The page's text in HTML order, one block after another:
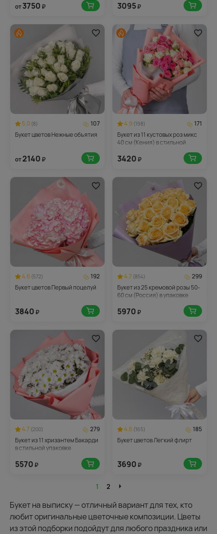
от3750 ₽ 3095₽
5.0 (8)
107
Букет цветов Нежные объятия
от2140 ₽
4.9 (198)
171
Букет из 11 кустовых роз микс
40 см (Кения) в стильной
3420 ₽
4.6 (572)
192
Букет цветов Первый поцелуй
3840 ₽
4.7 (854)
299
Букет из 25 кремовой розы 50-
60 см (Россия) в упаковке
5970 ₽
4.7 (200)
279
Букет из 11 хризантем Бакарди
в стильной упаковке
5570 ₽
4.6 (165)
185
Букет цветов Легкий флирт
3690 ₽
1 2
Букет на выписку — отличный вариант для тех, кто
любит оригинальные цветочные композиции. Цветы
из этой подборки подойдут для любого праздника или